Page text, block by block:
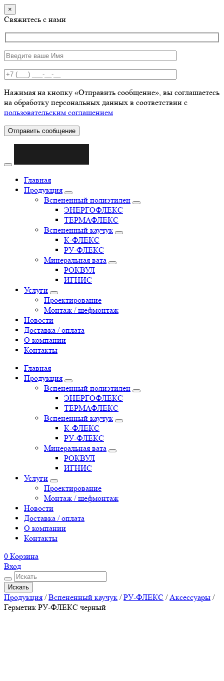
×
Свяжитесь с нами
Нажимая на кнопку «Отправить сообщение», вы соглашаетесь
на обработку персональных данных в соответствии с
пользовательским соглашением
Отправить сообщение
Главная
Продукция
Вспененный полиэтилен
ЭНЕРГОФЛЕКС
ТЕРМАФЛЕКС
Вспененный каучук
К-ФЛЕКС
РУ-ФЛЕКС
Минеральная вата
РОКВУЛ
ИГНИС
Услуги
Проектирование
Монтаж / шефмонтаж
Новости
Доставка / оплата
О компании
Контакты
Главная
Продукция
Вспененный полиэтилен
ЭНЕРГОФЛЕКС
ТЕРМАФЛЕКС
Вспененный каучук
К-ФЛЕКС
РУ-ФЛЕКС
Минеральная вата
РОКВУЛ
ИГНИС
Услуги
Проектирование
Монтаж / шефмонтаж
Новости
Доставка / оплата
О компании
Контакты
0 Корзина
Вход
Искать
Продукция /Вспененный каучук /РУ-ФЛЕКС / Аксессуары /
Герметик РУ-ФЛЕКС черный